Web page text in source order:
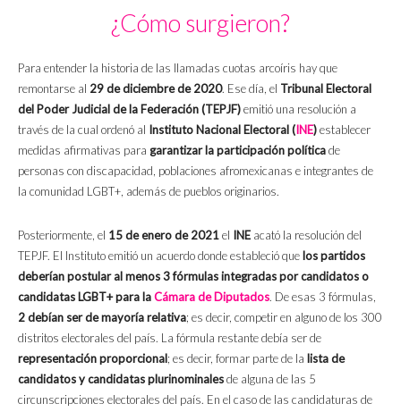
¿Cómo surgieron?
Para entender la historia de las llamadas cuotas arcoíris hay que
remontarse al 29 de diciembre de 2020. Ese día, el Tribunal Electoral
del Poder Judicial de la Federación (TEPJF)emitió una resolución a
través de la cual ordenó al Instituto Nacional Electoral (INE)establecer
medidas afirmativas para garantizar la participación políticade
personas con discapacidad, poblaciones afromexicanas e integrantes de
la comunidad LGBT+, además de pueblos originarios.
Posteriormente, el 15 de enero de 2021el INE acató la resolución del
TEPJF. El Instituto emitió un acuerdo donde estableció que los partidos
deberían postular al menos 3 fórmulas integradas por candidatos o
candidatas LGBT+ para laCámara de Diputados. De esas 3 fórmulas,
2 debían ser de mayoría relativa; es decir, competir en alguno de los 300
distritos electorales del país. La fórmula restante debía ser de
representación proporcional; es decir, formar parte de la lista de
candidatos y candidatas plurinominalesde alguna de las 5
circunscripciones electorales del país. En el caso de las candidaturas de